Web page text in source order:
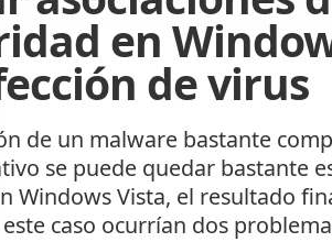
en
de virus
de un malware bastante
se puede quedar bastante
Windows Vista, el resultado
este caso ocurrían dos